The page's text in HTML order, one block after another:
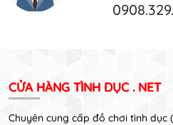
CỬA HÀNG TÌNH DỤC . NET
Chuyên cung cấp đồ chơi tình dục